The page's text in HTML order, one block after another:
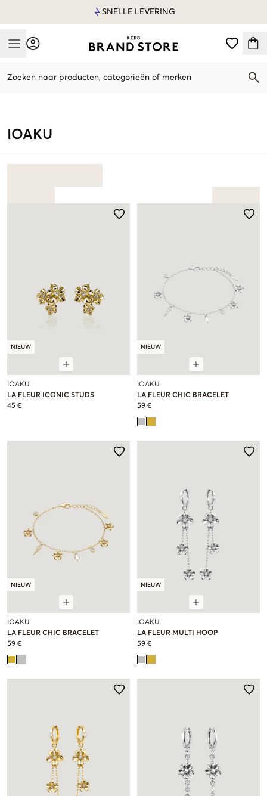
SNELLE LEVERING
Mobile Menu
Zoeken naar producten, categorieën of merken
IOAKU
NIEUW
IOAKU
LA FLEUR ICONIC STUDS
45 €
NIEUW
IOAKU
LA FLEUR CHIC BRACELET
59 €
NIEUW
IOAKU
LA FLEUR CHIC BRACELET
59 €
NIEUW
IOAKU
LA FLEUR MULTI HOOP
59 €